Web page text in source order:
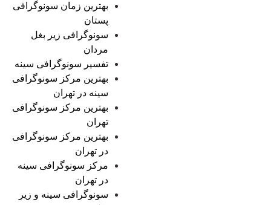
بهترین زمان سونوگرافی
پستان
سونوگرافی زیر بغل
مردان
تفسیر سونوگرافی سینه
بهترین مرکز سونوگرافی
سینه در تهران
بهترین مرکز سونوگرافی
تهران
بهترین مرکز سونوگرافی
در تهران
مرکز سونوگرافی سینه
در تهران
سونوگرافی سینه و زیر